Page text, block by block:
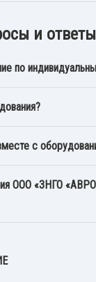
и
по
с
ООО «ЗНГО